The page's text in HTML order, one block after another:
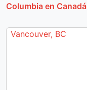
Columbia en Canadá
Vancouver, BC